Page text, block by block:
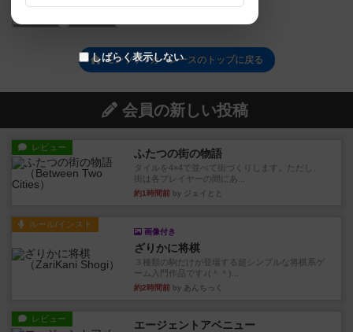
0
モンツァ / カーレースのトップに戻る
会員の新しい投稿
レビュー ふたつの街の物語
タイルを4×4で並べて街づくりします。ただし、
街は各プレイヤーの間にあ...
約1時間前 by ジェイとと
ルール/インスト
画像付き
ざりかに将棋
３種類の駒だけが登場する超シンプルな将棋系ゲ
ーム入門作品です♪(＾＾)...
約2時間前 by あんちっく
レビュー エージェントアベニュー
しばらく表示しない